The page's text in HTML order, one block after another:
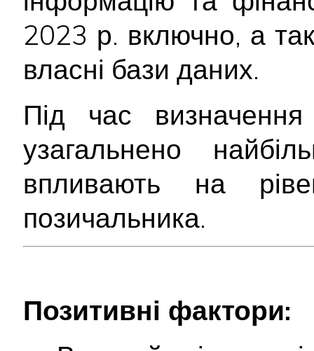
2023 р. включно, а
власні бази даних.
Під час визначення
узагальнено
впливають на
позичальника.
Позитивні фактори: